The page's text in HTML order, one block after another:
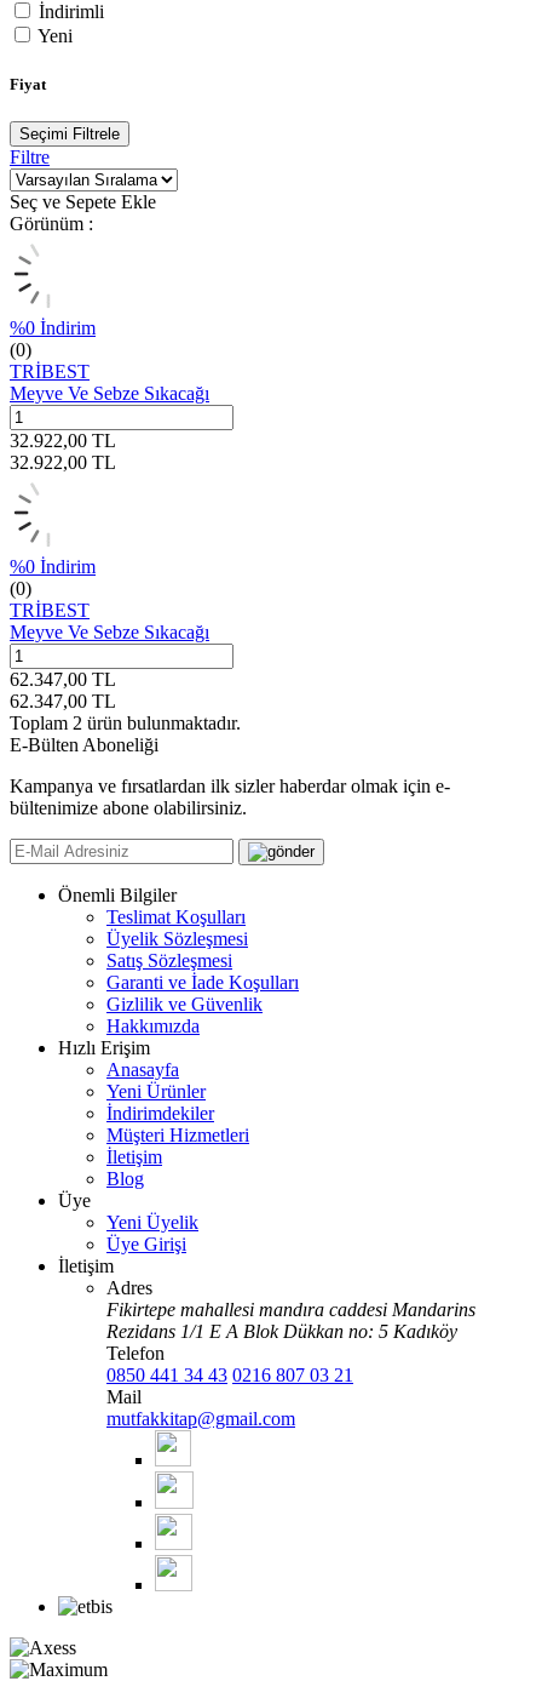
İndirimli
Yeni
Fiyat
Seçimi Filtrele
Filtre
Seç ve Sepete Ekle
Görünüm :
%0 İndirim
(0)
TRİBEST
Meyve Ve Sebze Sıkacağı
32.922,00 TL
32.922,00 TL
%0 İndirim
(0)
TRİBEST
Meyve Ve Sebze Sıkacağı
62.347,00 TL
62.347,00 TL
Toplam 2 ürün bulunmaktadır.
E-Bülten Aboneliği
Kampanya ve fırsatlardan ilk sizler haberdar olmak için e-
bültenimize abone olabilirsiniz.
Önemli Bilgiler
Teslimat Koşulları
Üyelik Sözleşmesi
Satış Sözleşmesi
Garanti ve İade Koşulları
Gizlilik ve Güvenlik
Hakkımızda
Hızlı Erişim
Anasayfa
Yeni Ürünler
İndirimdekiler
Müşteri Hizmetleri
İletişim
Blog
Üye
Yeni Üyelik
Üye Girişi
İletişim
Adres
Fikirtepe mahallesi mandıra caddesi Mandarins
Rezidans 1/1 E A Blok Dükkan no: 5 Kadıköy
Telefon
0850 441 34 43 0216 807 03 21
Mail
mutfakkitap@gmail.com